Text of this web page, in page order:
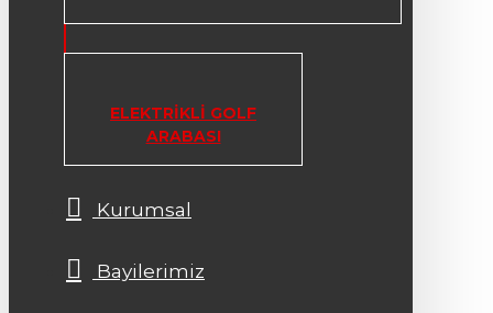
ELEKTRIKLI GOLF
ARABASI
Kurumsal
Bayilerimiz